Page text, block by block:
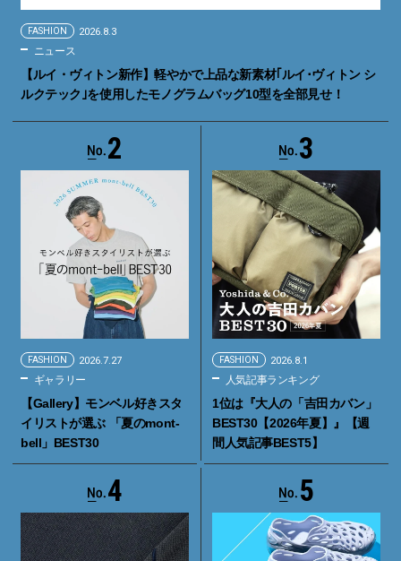
FASHION 2026.8.3
ニュース
【ルイ・ヴィトン新作】軽やかで上品な新素材｢ルイ･ヴィトン シ
ルクテック｣を使用したモノグラムバッグ10型を全部見せ！
2
FASHION 2026.7.27
ギャラリー
【Gallery】モンベル好きスタ
イリストが選ぶ 「夏のmont-
bell」BEST30
3
FASHION 2026.8.1
人気記事ランキング
1位は『大人の「吉田カバン」
BEST30【2026年夏】』【週
間人気記事BEST5】
4 5